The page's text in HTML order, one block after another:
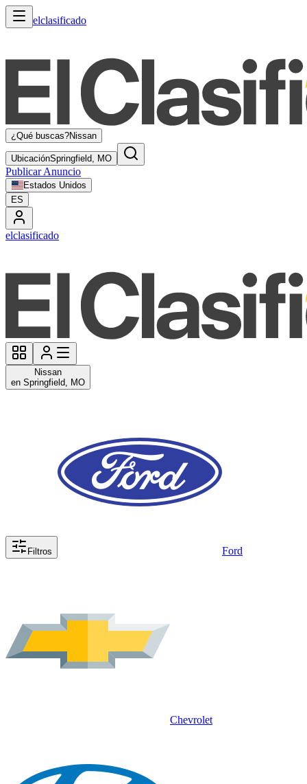
elclasificado
¿Qué buscas?Nissan
UbicaciónSpringfield, MO
Publicar Anuncio
Estados Unidos
ES
elclasificado
Nissan
en Springfield, MO
Filtros Ford
Chevrolet